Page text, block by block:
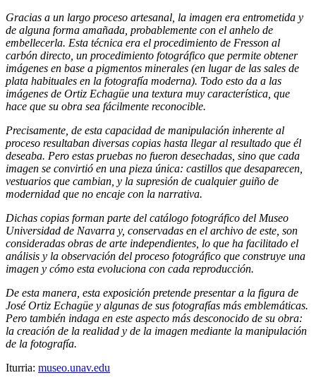
Gracias a un largo proceso artesanal, la imagen era entrometida y
de alguna forma amañada, probablemente con el anhelo de
embellecerla. Esta técnica era el procedimiento de Fresson al
carbón directo, un procedimiento fotográfico que permite obtener
imágenes en base a pigmentos minerales (en lugar de las sales de
plata habituales en la fotografía moderna). Todo esto da a las
imágenes de Ortiz Echagüe una textura muy característica, que
hace que su obra sea fácilmente reconocible.
Precisamente, de esta capacidad de manipulación inherente al
proceso resultaban diversas copias hasta llegar al resultado que él
deseaba. Pero estas pruebas no fueron desechadas, sino que cada
imagen se convirtió en una pieza única: castillos que desaparecen,
vestuarios que cambian, y la supresión de cualquier guiño de
modernidad que no encaje con la narrativa.
Dichas copias forman parte del catálogo fotográfico del Museo
Universidad de Navarra y, conservadas en el archivo de este, son
consideradas obras de arte independientes, lo que ha facilitado el
análisis y la observación del proceso fotográfico que construye una
imagen y cómo esta evoluciona con cada reproducción.
De esta manera, esta exposición pretende presentar a la figura de
José Ortiz Echagüe y algunas de sus fotografías más emblemáticas.
Pero también indaga en este aspecto más desconocido de su obra:
la creación de la realidad y de la imagen mediante la manipulación
de la fotografía.
Iturria: museo.unav.edu